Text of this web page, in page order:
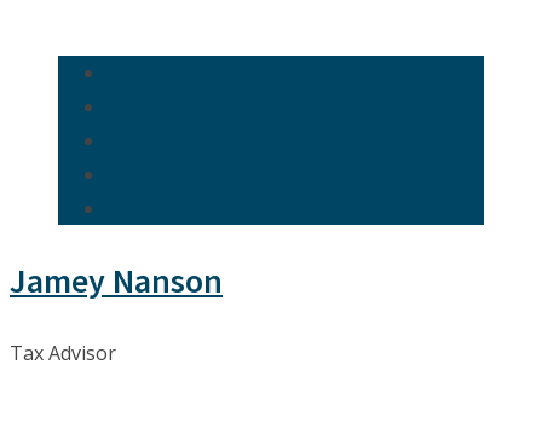
Jamey Nanson
Tax Advisor